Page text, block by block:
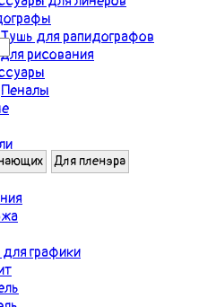
Тушь для рапидографов
рисования
Пеналы
графики
Для пленэра